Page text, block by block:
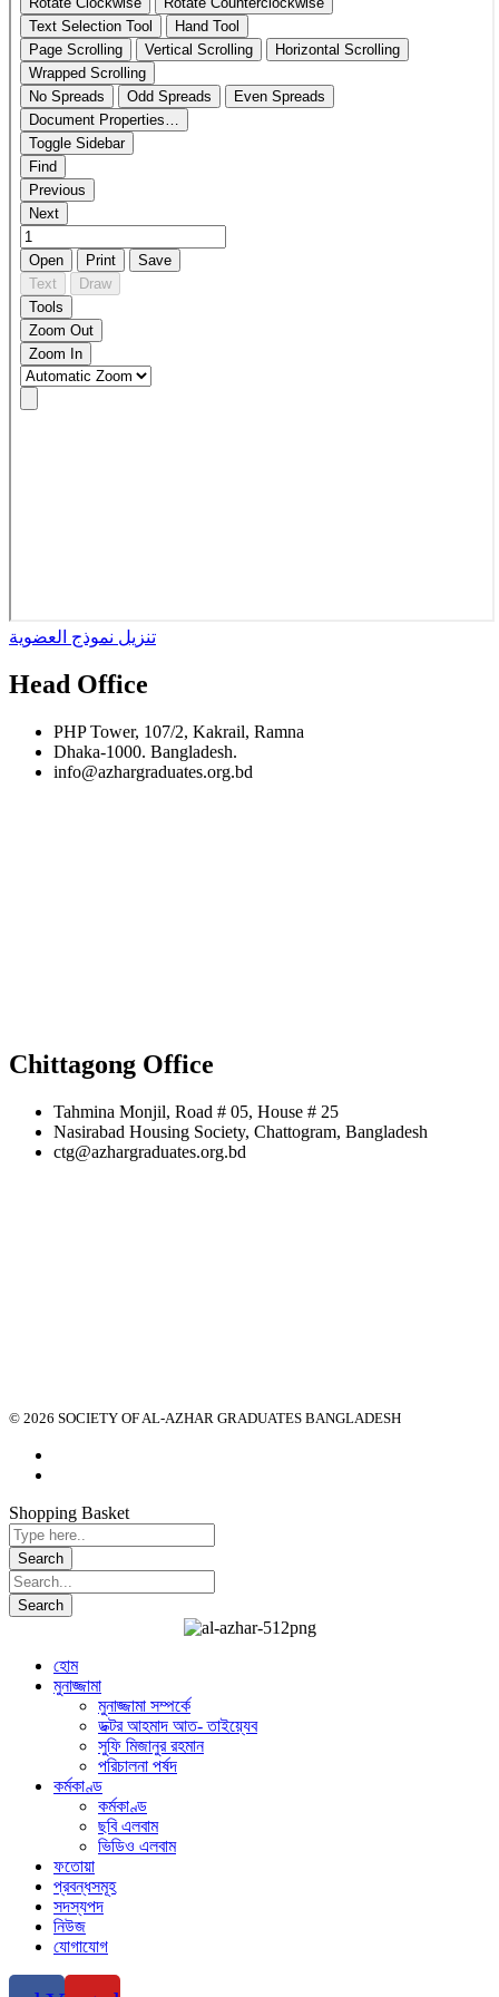
تنزيل نموذج العضوية
Head Office
PHP Tower, 107/2, Kakrail, Ramna
Dhaka-1000. Bangladesh.
info@azhargraduates.org.bd
Chittagong Office
Tahmina Monjil, Road # 05, House # 25
Nasirabad Housing Society, Chattogram, Bangladesh
ctg@azhargraduates.org.bd
© 2026 SOCIETY OF AL-AZHAR GRADUATES BANGLADESH
Shopping Basket
হোম
মুনাজ্জামা
মুনাজ্জামা সম্পর্কে
ডক্টর আহমাদ আত- তাইয়্যেব
সুফি মিজানুর রহমান
পরিচালনা পর্ষদ
কর্মকাণ্ড
কর্মকাণ্ড
ছবি এলবাম
ভিডিও এলবাম
ফতোয়া
প্রবন্ধসমূহ
সদস্যপদ
নিউজ
যোগাযোগ